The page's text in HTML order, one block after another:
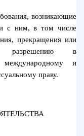
возникающие
с ним, в том числе
прекращения или
разрешению в
международному и
праву.